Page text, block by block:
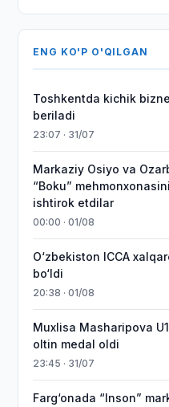
ENG KO'P O'QILGAN
Toshkentda kichik
beriladi
23:07 · 31/07
Markaziy Osiyo va
“Boku”
ishtirok etdilar
00:00 · 01/08
O‘zbekiston ICCA
bo‘ldi
20:38 · 01/08
Muxlisa Masharipova
oltin medal oldi
23:45 · 31/07
Farg‘onada “Inson”